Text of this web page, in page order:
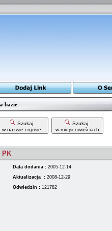
bazie
Szukaj
w nazwie i opisie
Szukaj
w miejscowościach
PK
Data dodania : 2005-12-14
Aktualizacja : 2008-12-29
Odwiedzin : 121782